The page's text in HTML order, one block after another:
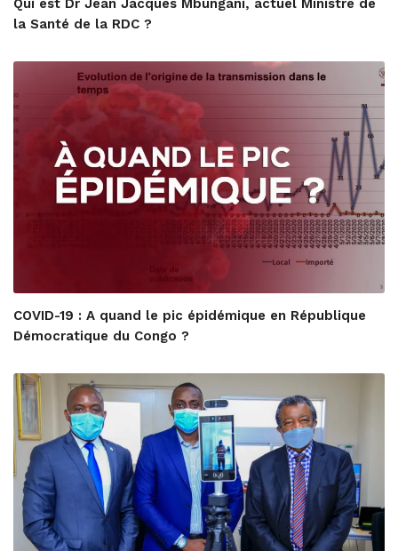
Qui est Dr Jean Jacques Mbungani, actuel Ministre de
la Santé de la RDC ?
COVID-19 : A quand le pic épidémique en République
Démocratique du Congo ?